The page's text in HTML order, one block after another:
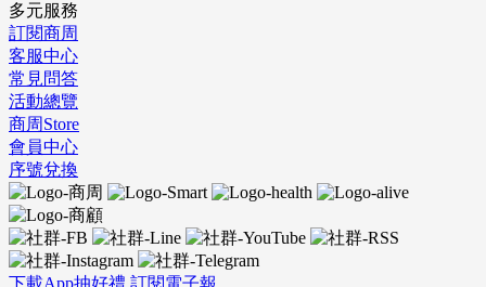
多元服務
訂閱商周
客服中心
常見問答
活動總覽
商周Store
會員中心
序號兌換